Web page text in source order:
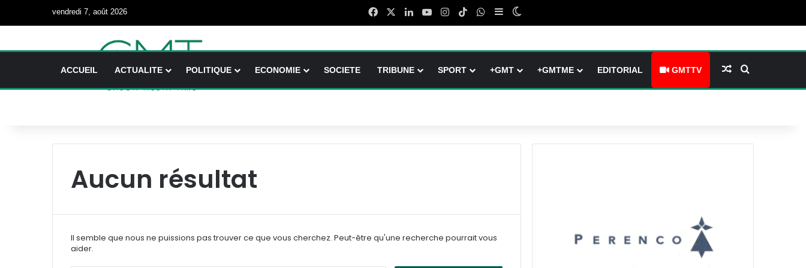
vendredi 7, août 2026 FacebookLinkedinYouTubeInstagram
TikTokWhatsApp
Sidebar (barre latérale)
ACCUEIL ACTUALITE POLITIQUE ECONOMIE SOCIETE TRIBUNE SPORT +GMT +GMTME EDITORIAL GMTTV Article Aléatoire
Aucun résultat
Il semble que nous ne puissions pas trouver ce que vous cherchez. Peut-être qu'une recherche pourrait vous
aider.